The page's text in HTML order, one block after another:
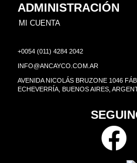
ADMINISTRACIÓN
MI CUENTA
+0054 (011) 4284 2042
INFO@ANCAYCO.COM.AR
AVENIDA NICOLÁS BRUZONE 1046
ECHEVERRÍA, BUENOS AIRES,